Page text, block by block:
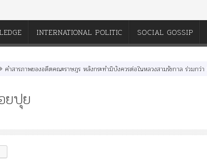
INTERNATIONAL POLITIC SOCIAL GOSSIP
ของอดีตคณะราษฎร หลังกระทำมิบังควรต่อในหลวงสามรัชกาล ร่วมกว่า 80ปี
ยปุย
เมื่อ
ร.9
เสด็จ
เยือน